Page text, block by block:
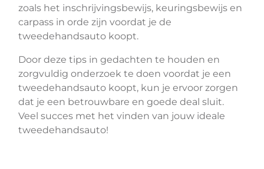
zoals het inschrijvingsbewijs, keuringsbewijs en
carpass in orde zijn voordat je de
tweedehandsauto koopt.
Door deze tips in gedachten te houden en
zorgvuldig onderzoek te doen voordat je een
tweedehandsauto koopt, kun je ervoor zorgen
dat je een betrouwbare en goede deal sluit.
Veel succes met het vinden van jouw ideale
tweedehandsauto!